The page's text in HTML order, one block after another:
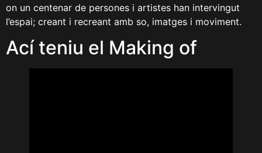
on un centenar de persones i artistes han intervingut
l’espai; creant i recreant amb so, imatges i moviment.
Ací teniu el Making of